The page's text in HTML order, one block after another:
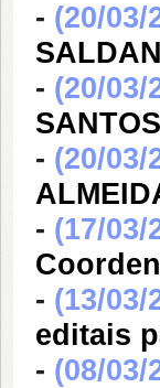
- (20/03/
- (20/03/
SANTOS
- (20/03/
- (17/03/
- (13/03/
editais
- (08/03/